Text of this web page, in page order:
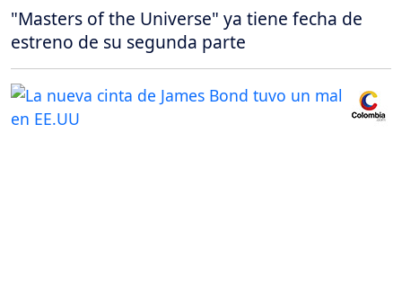
"Masters of the Universe" ya tiene fecha de
estreno de su segunda parte